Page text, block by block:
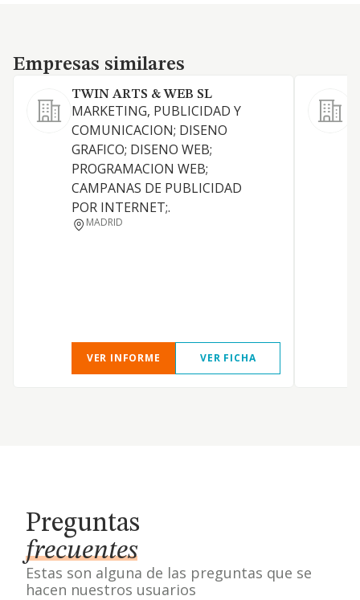
Empresas similares
Empresas similares
TWIN ARTS & WEB SL
MARKETING, PUBLICIDAD Y
COMUNICACION; DISENO
GRAFICO; DISENO WEB;
PROGRAMACION WEB;
CAMPANAS DE PUBLICIDAD
POR INTERNET;.
MADRID
VER INFORME VER FICHA
Preguntas
frecuentes
Estas son alguna de las preguntas que se
hacen nuestros usuarios